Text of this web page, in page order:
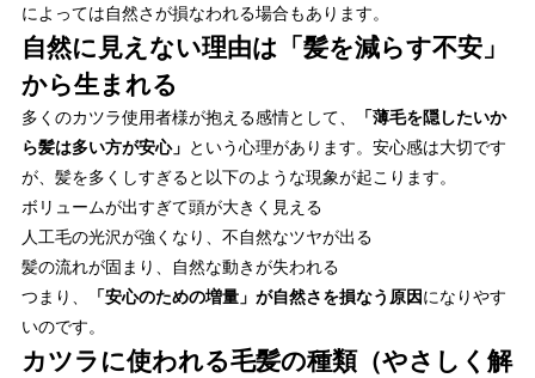
によっては自然さが損なわれる場合もあります。
自然に見えない理由は「髪を減らす不安」
から生まれる
多くのカツラ使用者様が抱える感情として、
「薄毛を隠したいか
ら髪は多い方が安心」 という心理があります。安心感は大切です
が、髪を多くしすぎると以下のような現象が起こります。
ボリュームが出すぎて頭が大きく見える
人工毛の光沢が強くなり、不自然なツヤが出る
髪の流れが固まり、自然な動きが失われる
つまり、
「安心のための増量」が自然さを損なう原因になりやす
いのです。
カツラに使われる毛髪の種類（やさしく解